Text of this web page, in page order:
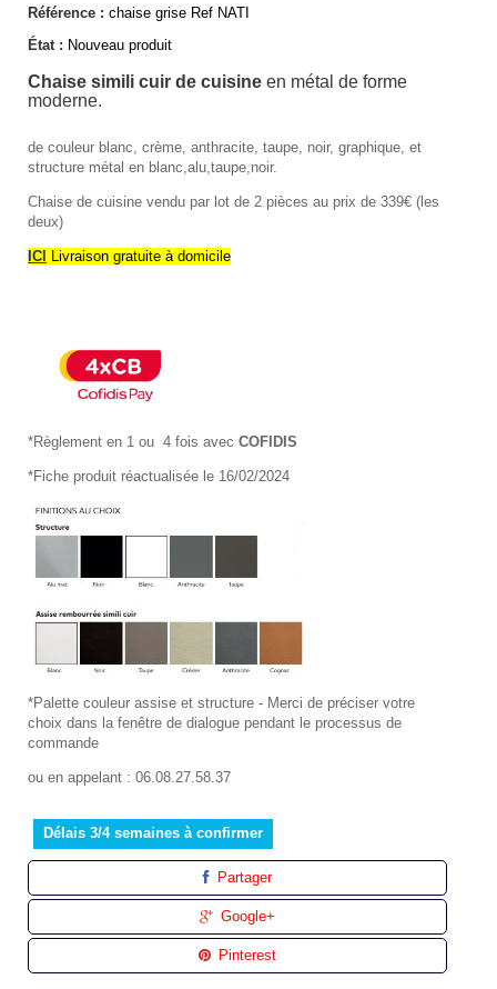
Référence : chaise grise Ref NATI
État : Nouveau produit
Chaise simili cuir de cuisine en métal de forme
moderne.
de couleur blanc, crème, anthracite, taupe, noir, graphique, et
structure métal en blanc,alu,taupe,noir.
Chaise de cuisine vendu par lot de 2 pièces au prix de 339€ (les
deux)
ICI Livraison gratuite à domicile
*Règlement en 1 ou 4 fois avec COFIDIS
*Fiche produit réactualisée le 16/02/2024
*Palette couleur assise et structure - Merci de préciser votre
choix dans la fenêtre de dialogue pendant le processus de
commande
ou en appelant : 06.08.27.58.37
Délais 3/4 semaines à confirmer
Partager
Google+
Pinterest